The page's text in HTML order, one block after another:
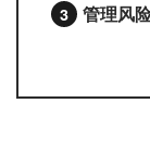
管理风